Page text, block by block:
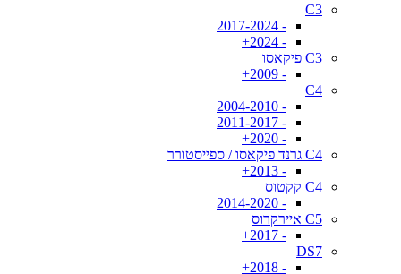
C3
- 2017-2024
- 2024+
C3 פיקאסו
- 2009+
C4
- 2004-2010
- 2011-2017
- 2020+
C4 גרנד פיקאסו / ספייסטורר
- 2013+
C4 קקטוס
- 2014-2020
C5 איירקרוס
- 2017+
DS7
- 2018+